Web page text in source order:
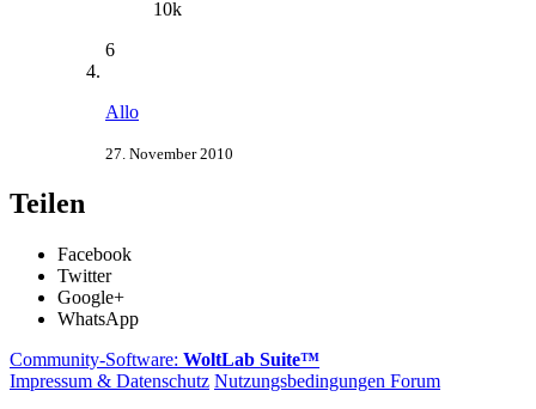
10k
6
Allo
27. November 2010
Teilen
Facebook
Twitter
Google+
WhatsApp
Community-Software: WoltLab Suite™
Impressum & Datenschutz Nutzungsbedingungen Forum